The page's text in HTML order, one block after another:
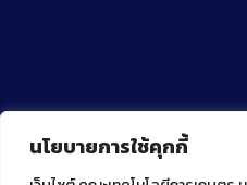
นโยบายการใช้คุกกี้